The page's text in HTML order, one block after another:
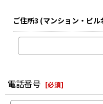
ご住所3 (マンション・ビ
電話番号 [必須]